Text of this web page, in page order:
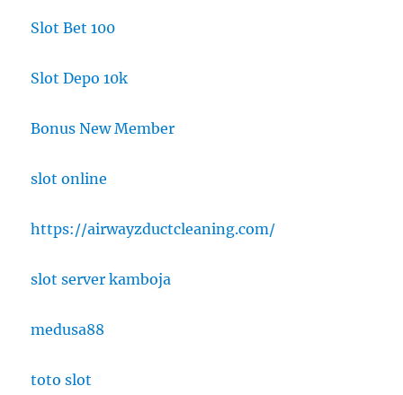
Slot Bet 100
Slot Depo 10k
Bonus New Member
slot online
https://airwayzductcleaning.com/
slot server kamboja
medusa88
toto slot